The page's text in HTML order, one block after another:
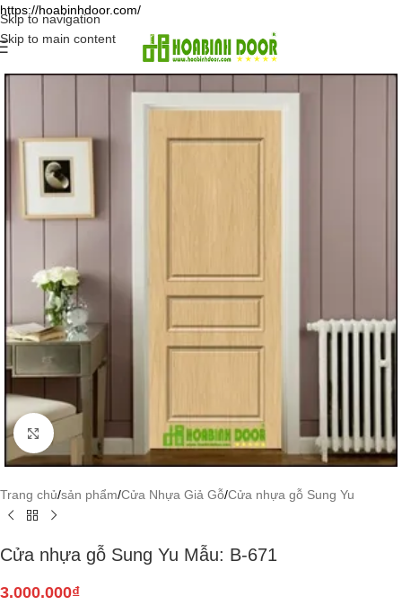
https://hoabinhdoor.com/
Skip to navigation
Skip to main content
Click to enlarge
Trang chủ/sản phẩm/Cửa Nhựa Giả Gỗ/Cửa nhựa gỗ Sung Yu
Cửa nhựa gỗ Sung Yu Mẫu: B-671
3.000.000₫